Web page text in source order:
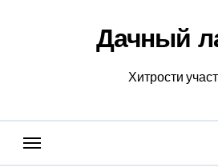
Дачный
Хитрости